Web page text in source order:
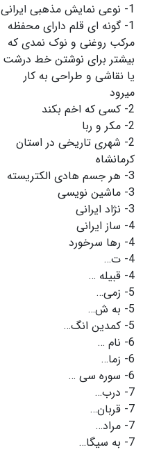
1- نوعی نمایش مذهبی ایرانی
1- گونه ای قلم دارای محفظه
مرکب روغنی و نوک نمدی که
بیشتر برای نوشتن خط درشت
یا نقاشی و طراحی به کار
میرود
2- کسی که اخم بکند
2- مکر و ربا
2- شهری تاریخی در استان
کرمانشاه
3- هر جسم هادی الکتریسته
3- ماشین نویسی
3- نژاد ایرانی
4- ساز ایرانی
4- رها سرخورد
4- ت…
4- قبیله …
5- زمی…
5- به ش…
5- کمدین انگ…
6- نام …
6- زما…
6- سوره سی …
7- درب…
7- قربان…
7- مراد…
7- به سیگا…